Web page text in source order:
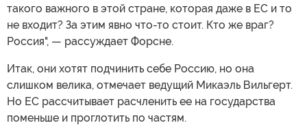
такого важного в этой стране, которая даже в ЕС и то
не входит? За этим явно что-то стоит. Кто же враг?
Россия", — рассуждает Форсне.
Итак, они хотят подчинить себе Россию, но она
слишком велика, отмечает ведущий Микаэль Вильгерт.
Но ЕС рассчитывает расчленить ее на государства
поменьше и проглотить по частям.